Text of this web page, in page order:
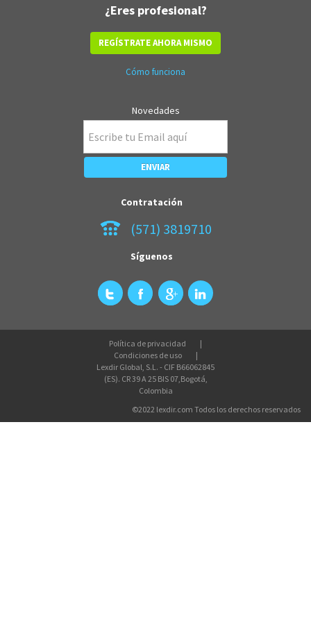
¿Eres profesional?
REGÍSTRATE AHORA MISMO
Cómo funciona
Novedades
Contratación
(571) 3819710
Síguenos
Política de privacidad
Condiciones de uso
Lexdir Global, S.L. - CIF B66062845
(ES). CR 39 A 25 BIS 07,Bogotá,
Colombia
©2022 lexdir.com Todos los derechos reservados